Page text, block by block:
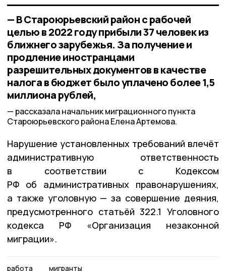
— В Староюрьевский район с рабочей
целью в 2022 году прибыли 37 человек из
ближнего зарубежья. За получение и
продление иностранцами
разрешительных документов в качестве
налога в бюджет было уплачено более 1,5
миллиона рублей,
рассказала начальник миграционного пункта
Староюрьевского района Елена Артемова.
Нарушение установленных требований влечёт
административную ответственность
в соответствии с Кодексом
РФ об административных правонарушениях,
а также уголовную — за совершение деяния,
предусмотренного статьёй 322.1 Уголовного
кодекса РФ «Организация незаконной
миграции».
работа мигранты